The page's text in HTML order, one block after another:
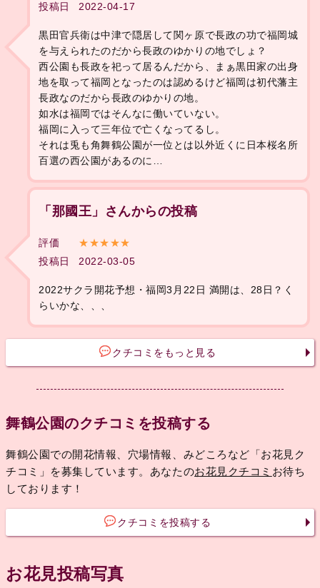
投稿日
2022-04-17
黒田官兵衛は中津で隠居して関ヶ原で長政の功で福岡城
を与えられたのだから長政のゆかりの地でしょ？
西公園も長政を祀って居るんだから、まぁ黒田家の出身
地を取って福岡となったのは認めるけど福岡は初代藩主
長政なのだから長政のゆかりの地。
如水は福岡ではそんなに働いていない。
福岡に入って三年位で亡くなってるし。
それは兎も角舞鶴公園が一位とは以外近くに日本桜名所
百選の西公園があるのに…
「那國王」さんからの投稿
評価
★★★★★
投稿日
2022-03-05
2022サクラ開花予想・福岡3月22日 満開は、28日？く
らいかな、、、
クチコミをもっと見る
舞鶴公園のクチコミを投稿する
舞鶴公園での開花情報、穴場情報、みどころなど「お花見ク
チコミ」を募集しています。あなたのお花見クチコミ お待ち
しております！
クチコミを投稿する
お花見投稿写真